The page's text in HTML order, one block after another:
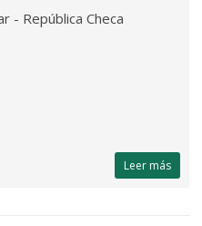
- República Checa
Leer más